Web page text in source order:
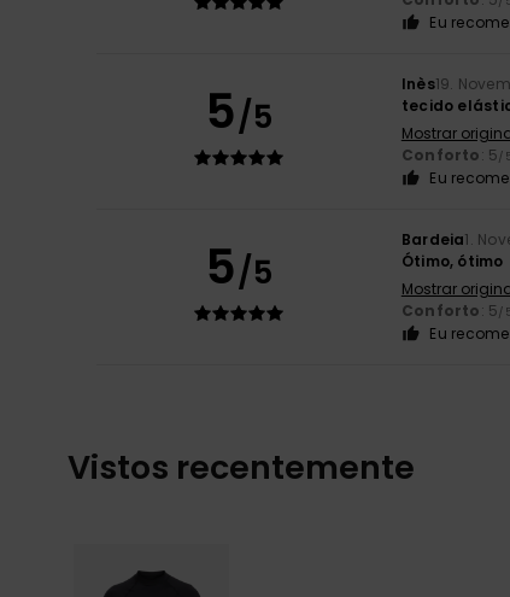
Eu
5/5
Inès19.
tecido
Mostrar
Conforto: 5/
Eu
5/5
Bardeia1.
Ótimo, ótimo
Mostrar
Conforto: 5/
Eu
Vistos recentemente